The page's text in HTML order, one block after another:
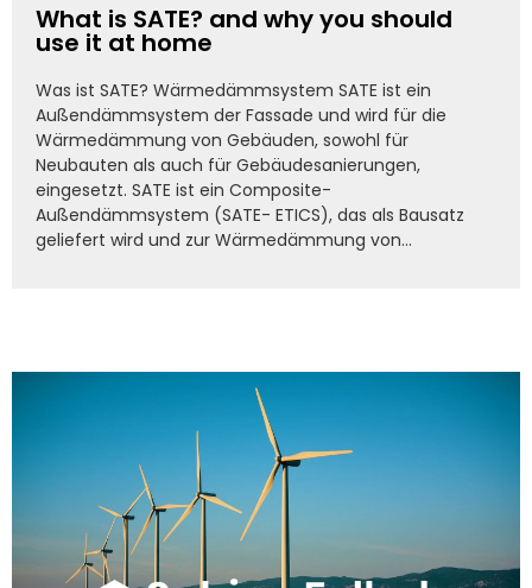
What is SATE? and why you should
use it at home
Was ist SATE? Wärmedämmsystem SATE ist ein
Außendämmsystem der Fassade und wird für die
Wärmedämmung von Gebäuden, sowohl für
Neubauten als auch für Gebäudesanierungen,
eingesetzt. SATE ist ein Composite-
Außendämmsystem (SATE- ETICS), das als Bausatz
geliefert wird und zur Wärmedämmung von...